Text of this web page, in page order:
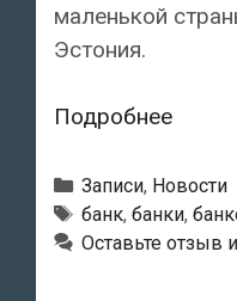
маленькой
Эстония.
ПодробнееУ
за
Рубрики
Записи, Новости
Метки
банк, банки,
Оставьте отзыв